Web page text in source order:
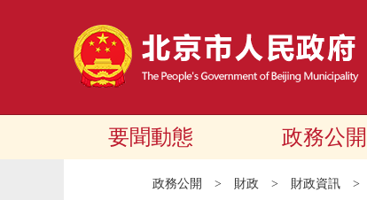
要聞動態 政務公開
政務公開 > 財政 > 財政資訊 >